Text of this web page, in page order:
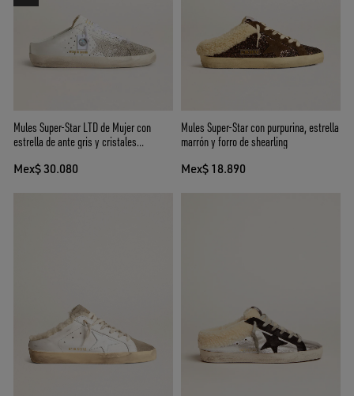
Mules Super-Star LTD de Mujer con
estrella de ante gris y cristales
Mex$ 30.080
Mules Super-Star con purpurina, estrella
marrón y forro de shearling
Mex$ 18.890